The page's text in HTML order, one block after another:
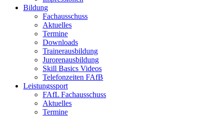
Bildung
Fachausschuss
Aktuelles
Termine
Downloads
Trainerausbildung
Jurorenausbildung
Skill Basics Videos
Telefonzeiten FAfB
Leistungssport
FAfL Fachausschuss
Aktuelles
Termine